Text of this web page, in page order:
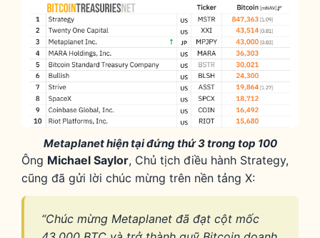
Metaplanet hiện tại đứng thứ 3 trong top 100
Ông Michael Saylor, Chủ tịch điều hành Strategy,
cũng đã gửi lời chúc mừng trên nền tảng X:
“Chúc mừng Metaplanet đã đạt cột mốc